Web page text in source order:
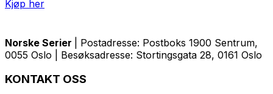
Kjøp her
Norske Serier
| Postadresse: Postboks 1900 Sentrum,
0055 Oslo | Besøksadresse: Stortingsgata 28, 0161 Oslo
KONTAKT OSS